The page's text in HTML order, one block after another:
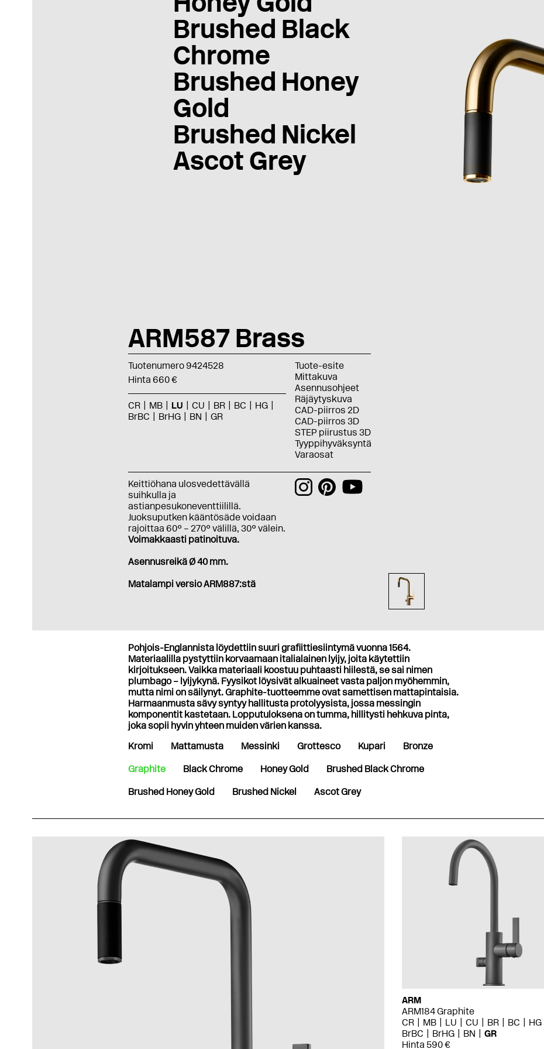
Brushed Black
Chrome
Brushed Honey
Gold
Brushed Nickel
Ascot Grey
ARM587 Brass
Tuotenumero 9424528
Hinta 660 €
CR MB LU CU BR BC
HG
BrBC
BrHG BN GR
Tuote-esite
Mittakuva
Asennusohjeet
Räjäytyskuva
CAD-piirros 2D
CAD-piirros 3D
STEP piirustus 3D
Tyyppihyväksyntä
Varaosat
Keittiöhana ulosvedettävällä
suihkulla ja
astianpesukoneventtiilillä.
Juoksuputken kääntösäde voidaan
rajoittaa 60° – 270° välillä, 30° välein.
Voimakkaasti patinoituva.
Asennusreikä Ø 40 mm.
Matalampi versio ARM887:stä
Pohjois-Englannista löydettiin suuri grafiittiesiintymä vuonna 1564.
Materiaalilla pystyttiin korvaamaan italialainen lyijy, joita käytettiin
kirjoitukseen. Vaikka materiaali koostuu puhtaasti hiilestä, se sai nimen
plumbago – lyijykynä. Fyysikot löysivät alkuaineet vasta paljon myöhemmin,
mutta nimi on säilynyt. Graphite-tuotteemme ovat samettisen mattapintaisia.
Harmaanmusta sävy syntyy hallitusta protolyysista, jossa messingin
komponentit kastetaan. Lopputuloksena on tumma, hillitysti hehkuva pinta,
joka sopii hyvin yhteen muiden värien kanssa.
Kromi
Mattamusta Messinki Grottesco Kupari Bronze
Graphite Black Chrome Honey Gold Brushed Black Chrome
Brushed Honey Gold Brushed Nickel Ascot Grey
ARM
ARM184 Graphite
CR
MB LU CU BR BC
HG
BrBC
BrHG BN
GR
Hinta 590 €